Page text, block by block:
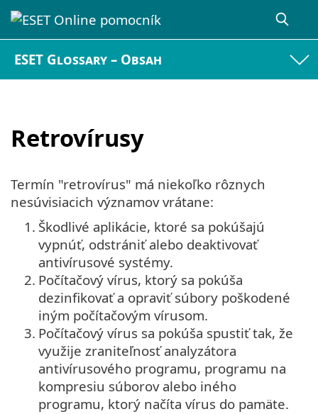
ESET Glossary – Obsah
Retrovírusy
Termín "retrovírus" má niekoľko rôznych
nesúvisiacich významov vrátane:
1. Škodlivé aplikácie, ktoré sa pokúšajú
vypnúť, odstrániť alebo deaktivovať
antivírusové systémy.
2. Počítačový vírus, ktorý sa pokúša
dezinfikovať a opraviť súbory poškodené
iným počítačovým vírusom.
3. Počítačový vírus sa pokúša spustiť tak, že
využije zraniteľnosť analyzátora
antivírusového programu, programu na
kompresiu súborov alebo iného
programu, ktorý načíta vírus do pamäte.